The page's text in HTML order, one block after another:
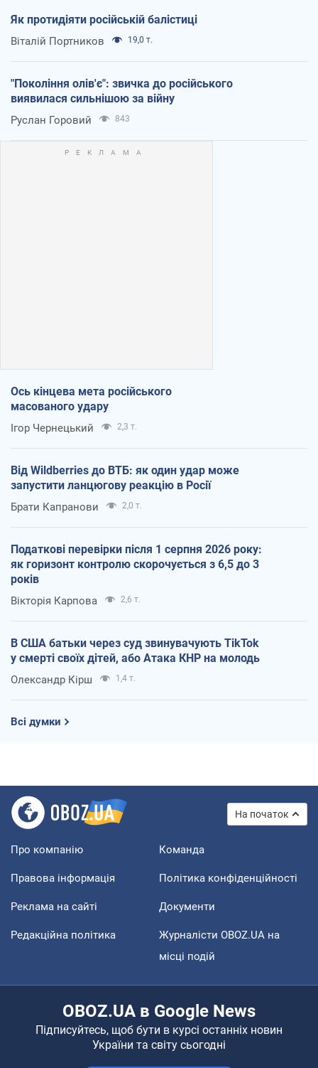
Як протидіяти російській балістиці
Віталій Портников 19,0 т.
"Покоління олів'є": звичка до російського
виявилася сильнішою за війну
Руслан Горовий 843
Ось кінцева мета російського
масованого удару
Ігор Чернецький 2,3 т.
Від Wildberries до ВТБ: як один удар може
запустити ланцюгову реакцію в Росії
Брати Капранови 2,0 т.
Податкові перевірки після 1 серпня 2026 року:
як горизонт контролю скорочується з 6,5 до 3
років
Вікторія Карпова 2,6 т.
В США батьки через суд звинувачують TikTok
у смерті своїх дітей, або Атака КНР на молодь
Олександр Кірш 1,4 т.
Всі думки
На початок
Про компанію Команда
Правова інформація Політика конфіденційності
Реклама на сайті Документи
Редакційна політика
Журналісти OBOZ.UA на
місці подій
OBOZ.UA в Google News
Підписуйтесь, щоб бути в курсі останніх новин
України та світу сьогодні